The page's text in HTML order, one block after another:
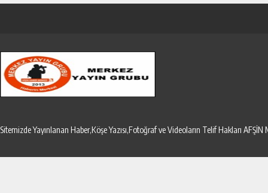
Sitemizde Yayınlanan Haber,Köşe Yazısı,Fotoğraf ve Videoların Telif Hakları